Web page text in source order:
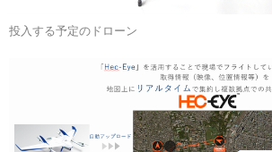
投入する予定のドローン